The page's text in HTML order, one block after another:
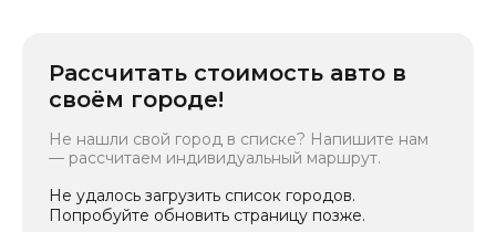
Рассчитать стоимость авто в
своём городе!
Не нашли свой город в списке? Напишите нам
— рассчитаем индивидуальный маршрут.
Не удалось загрузить список городов.
Попробуйте обновить страницу позже.